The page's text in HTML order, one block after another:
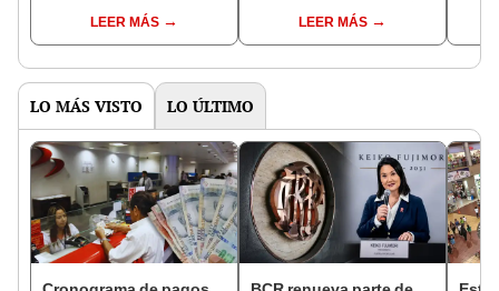
LEER MÁS
yapeando sin
complicaciones
LEER MÁS
LO MÁS VISTO LO ÚLTIMO